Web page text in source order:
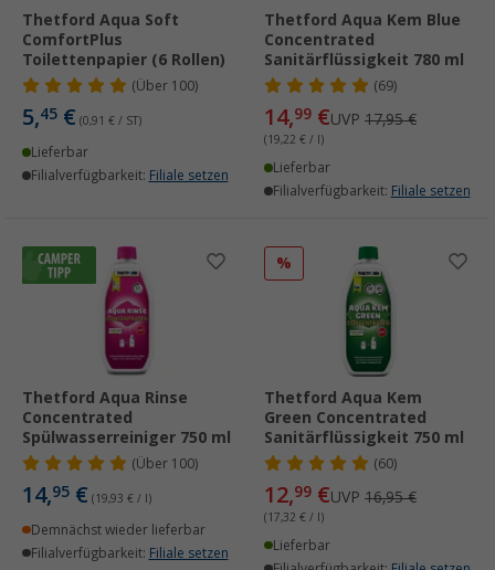
Thetford Aqua Soft
ComfortPlus
Toilettenpapier (6 Rollen)
(Über100)
5,45 € (0,91 € / ST)
Lieferbar
Filialverfügbarkeit: Filiale setzen
Thetford Aqua Kem Blue
Concentrated
Sanitärflüssigkeit 780 ml
(69)
14,99 €UVP 17,95 €
(19,22 € / l)
Lieferbar
Filialverfügbarkeit: Filiale setzen
Thetford Aqua Rinse
Concentrated
Spülwasserreiniger 750 ml
(Über100)
14,95 € (19,93 € / l)
Demnächst wieder lieferbar
Filialverfügbarkeit: Filiale setzen
%
Thetford Aqua Kem
Green Concentrated
Sanitärflüssigkeit 750 ml
(60)
12,99 €UVP 16,95 €
(17,32 € / l)
Lieferbar